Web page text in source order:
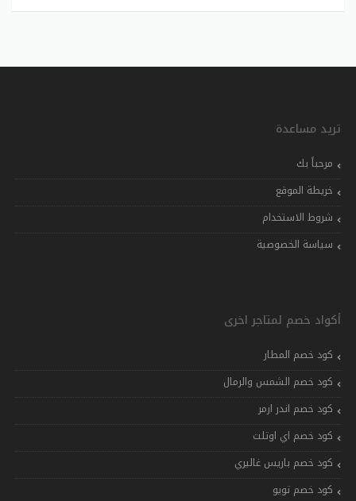
تريد مساعدة
مرحباً بك
خريطة الموقع
شروط الاستخدام
سياسة الخصوصية
أكواد خصم لمتاجر اخرى
كود خصم المطار
كود خصم الشمس والرمال
كود خصم اندر ارمر
كود خصم اي اوتلت
كود خصم باريس غاليري
كود خصم تويو